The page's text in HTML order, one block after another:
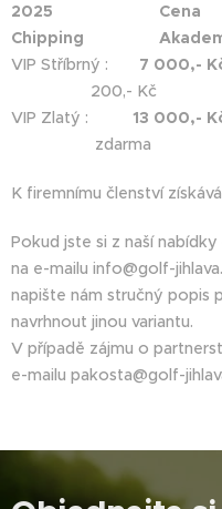
2025 Cena
Chipping
VIP Stříbrný : 7 000,-
200,- Kč
VIP Zlatý : 13 000,-
zdarma
K firemnímu členství
Pokud jste si z naší
na e-mailu info@golf-
napište nám stručný popis
navrhnout jinou variantu.
V případě zájmu o
e-mailu pakosta@golf-